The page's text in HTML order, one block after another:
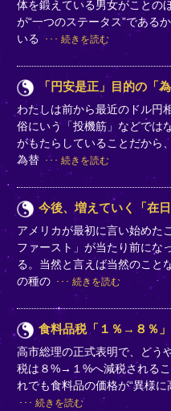
体を鍛えている男女がことの
が“一つのステータス”である
いる
続きを読む
「円安是正」目的の「
わたしは前から最近のドル円
俗にいう「投機筋」などでは
がもたらしていることだから
為替
続きを読む
今後、増えていく「在
アメリカが最初に言い始めた
ファースト」が当たり前にな
る。当然と言えば当然のこと
の種の
続きを読む
食料品税「１％→８％
高市総理の正式表明で、どう
税は８%→１%へ減税される
れでも食料品の価格が“異様
続きを読む